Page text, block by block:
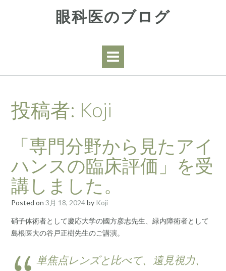
眼科医のブログ
投稿者: Koji
「専門分野から見たアイ
ハンスの臨床評価」を受
講しました。
Posted on 3月 18, 2024by Koji
硝子体術者として慶応大学の國方彦志先生、緑内障術者として
島根医大の谷戸正樹先生のご講演。
単焦点レンズと比べて、遠見視力、